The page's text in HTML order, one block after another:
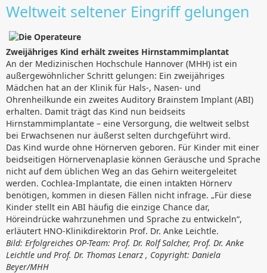
Weltweit seltener Eingriff gelungen
Zweijähriges Kind erhält zweites Hirnstammimplantat
An der Medizinischen Hochschule Hannover (MHH) ist ein
außergewöhnlicher Schritt gelungen: Ein zweijähriges
Mädchen hat an der Klinik für Hals-, Nasen- und
Ohrenheilkunde ein zweites Auditory Brainstem Implant (ABI)
erhalten. Damit trägt das Kind nun beidseits
Hirnstammimplantate – eine Versorgung, die weltweit selbst
bei Erwachsenen nur äußerst selten durchgeführt wird.
Das Kind wurde ohne Hörnerven geboren. Für Kinder mit einer
beidseitigen Hörnervenaplasie können Geräusche und Sprache
nicht auf dem üblichen Weg an das Gehirn weitergeleitet
werden. Cochlea-Implantate, die einen intakten Hörnerv
benötigen, kommen in diesen Fällen nicht infrage. „Für diese
Kinder stellt ein ABI häufig die einzige Chance dar,
Höreindrücke wahrzunehmen und Sprache zu entwickeln“,
erläutert HNO-Klinikdirektorin Prof. Dr. Anke Leichtle.
Bild: Erfolgreiches OP-Team: Prof. Dr. Rolf Salcher, Prof. Dr. Anke
Leichtle und Prof. Dr. Thomas Lenarz , Copyright: Daniela
Beyer/MHH